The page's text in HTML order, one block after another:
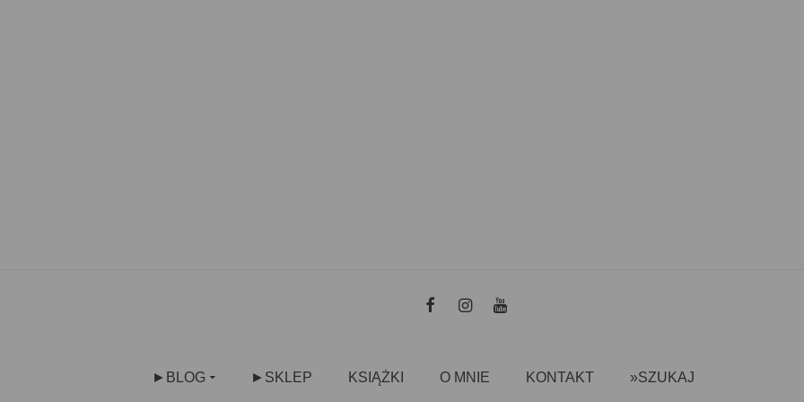
►BLOG ►SKLEP KSIĄŻKI O MNIE KONTAKT »SZUKAJ